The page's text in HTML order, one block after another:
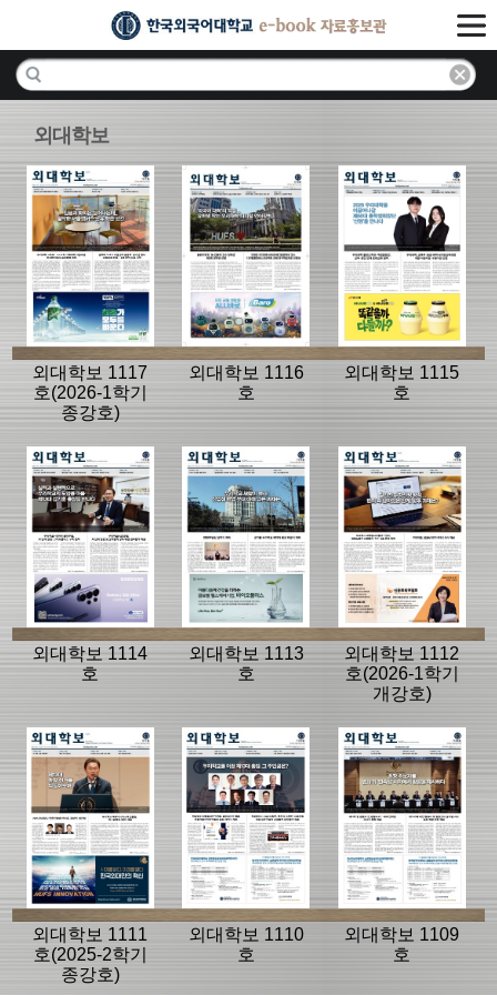
외대학보
외대학보 1117
호(2026-1학기
종강호)
외대학보 1116
호
외대학보 1115
호
외대학보 1114
호
외대학보 1113
호
외대학보 1112
호(2026-1학기
개강호)
외대학보 1111
호(2025-2학기
종강호)
외대학보 1110
호
외대학보 1109
호